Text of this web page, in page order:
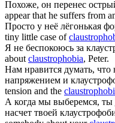
Похоже, он перенес
appear that he suffers from
Просто у неё лёгонькая
tiny little case of
Я не беспокоюсь за
aboutclaustrophobia, Peter.
Нам нравится думать, что
напряжением и
tension and the
А когда мы выберемся, ты
насчет твоей